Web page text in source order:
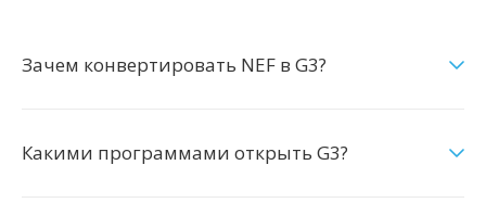
Зачем конвертировать NEF в G3?
Какими программами открыть G3?